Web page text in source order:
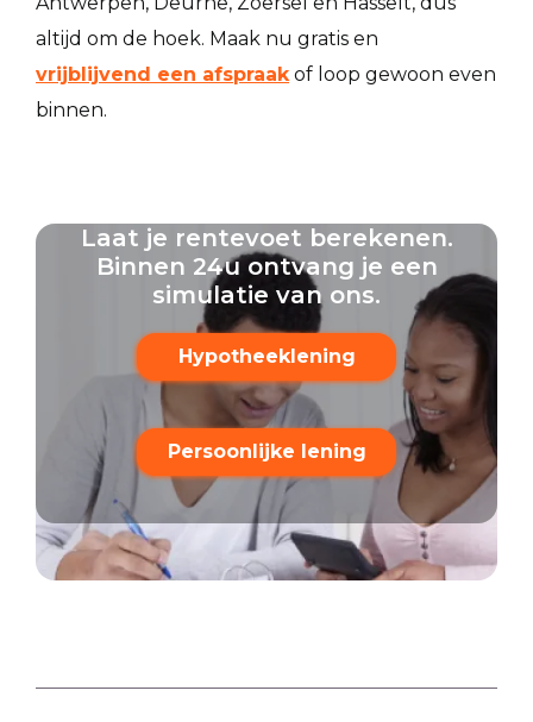
altijd om de hoek. Maak nu gratis en
vrijblijvend een afspraakof loop gewoon even
binnen.
Laat je rentevoet berekenen.
Binnen 24u ontvang je een
simulatie van ons.
Hypotheeklening
Persoonlijke lening